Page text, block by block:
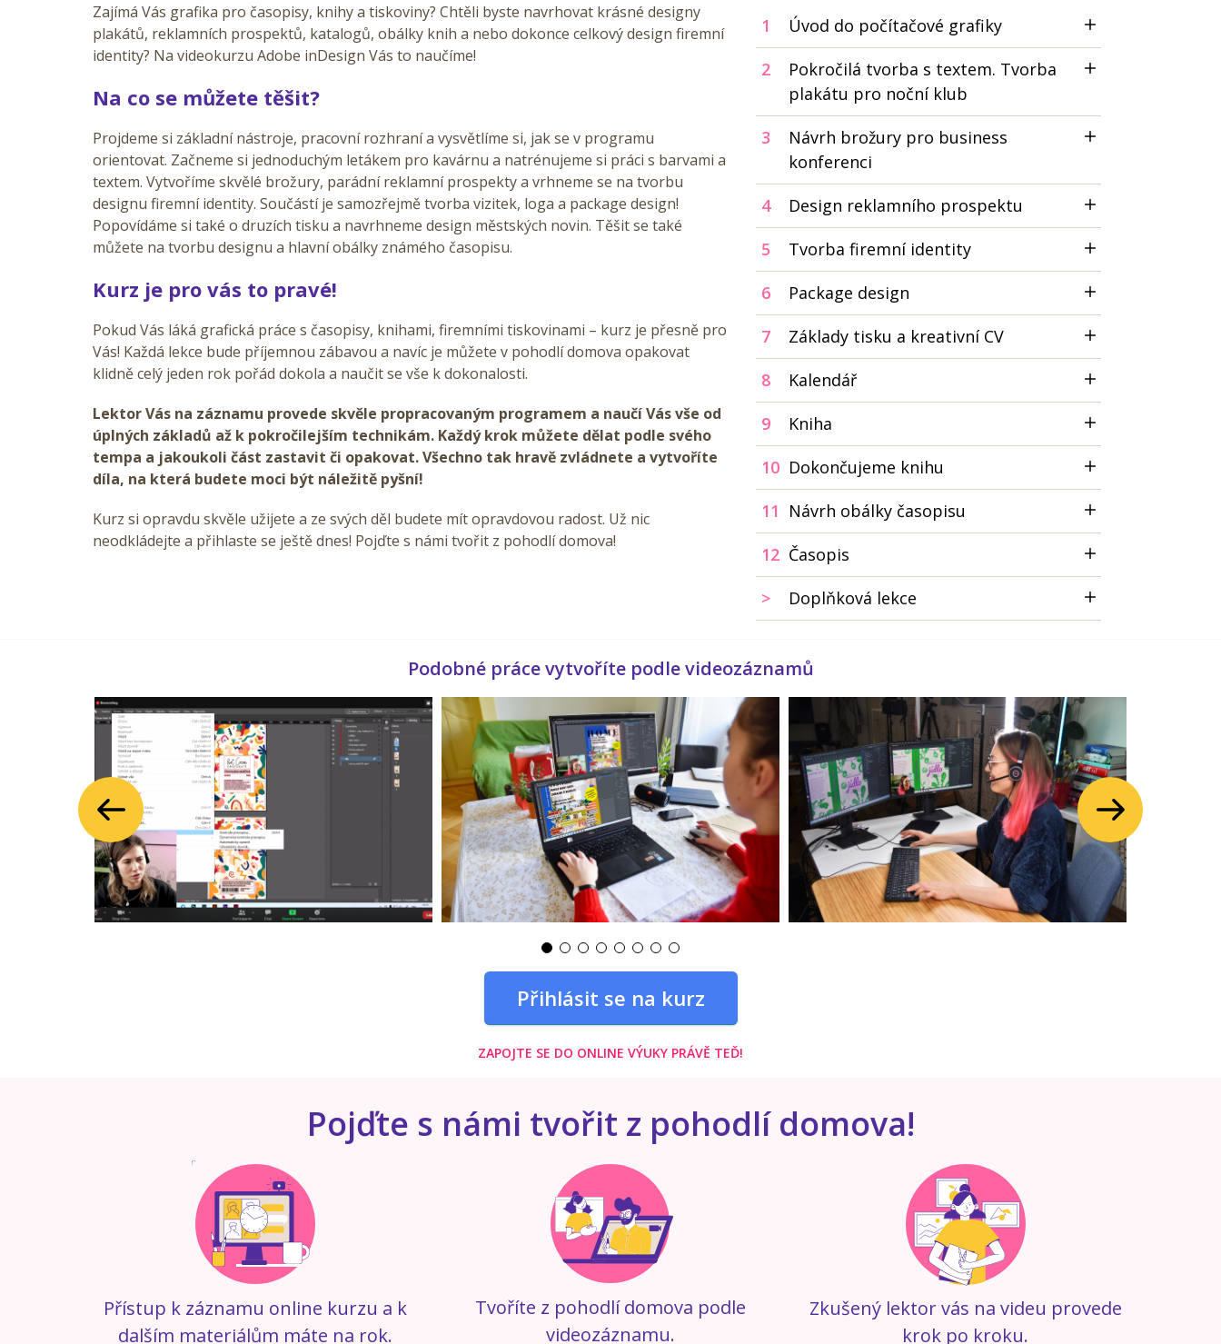
Zajímá Vás grafika pro časopisy, knihy a tiskoviny? Chtěli byste navrhovat krásné designy
plakátů, reklamních prospektů, katalogů, obálky knih a nebo dokonce celkový design firemní
identity? Na videokurzu Adobe inDesign Vás to naučíme!
Na co se můžete těšit?
Projdeme si základní nástroje, pracovní rozhraní a vysvětlíme si, jak se v programu
orientovat. Začneme si jednoduchým letákem pro kavárnu a natrénujeme si práci s barvami a
textem. Vytvoříme skvělé brožury, parádní reklamní prospekty a vrhneme se na tvorbu
designu firemní identity. Součástí je samozřejmě tvorba vizitek, loga a package design!
Popovídáme si také o druzích tisku a navrhneme design městských novin. Těšit se také
můžete na tvorbu designu a hlavní obálky známého časopisu.
Kurz je pro vás to pravé!
Pokud Vás láká grafická práce s časopisy, knihami, firemními tiskovinami – kurz je přesně pro
Vás! Každá lekce bude příjemnou zábavou a navíc je můžete v pohodlí domova opakovat
klidně celý jeden rok pořád dokola a naučit se vše k dokonalosti.
Lektor Vás na záznamu provede skvěle propracovaným programem a naučí Vás vše od
úplných základů až k pokročilejším technikám. Každý krok můžete dělat podle svého
tempa a jakoukoli část zastavit či opakovat. Všechno tak hravě zvládnete a vytvoříte
díla, na která budete moci být náležitě pyšní!
Kurz si opravdu skvěle užijete a ze svých děl budete mít opravdovou radost. Už nic
neodkládejte a přihlaste se ještě dnes! Pojďte s námi tvořit z pohodlí domova!
1
Úvod do počítačové grafiky
2
Pokročilá tvorba s textem. Tvorba
plakátu pro noční klub
3
Návrh brožury pro business
konferenci
4
Design reklamního prospektu
5
Tvorba firemní identity
6
Package design
7
Základy tisku a kreativní CV
8
Kalendář
9
Kniha
10 Dokončujeme knihu
11
Návrh obálky časopisu
12 Časopis
>
Doplňková lekce
Podobné práce vytvoříte podle videozáznamů
Předchozí Další
Přihlásit se na kurz
ZAPOJTE SE DO ONLINE VÝUKY PRÁVĚ TEĎ!
Pojďte s námi tvořit z pohodlí domova!
Přístup k záznamu online kurzu a k
dalším materiálům máte na rok.
Tvoříte z pohodlí domova podle
videozáznamu.
Zkušený lektor vás na videu provede
krok po kroku.